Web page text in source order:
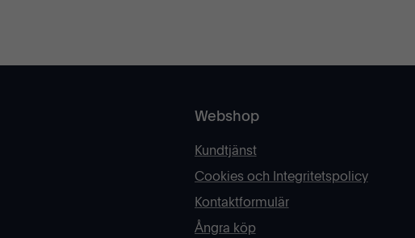
Webshop
Kundtjänst
Cookies och Integritetspolicy
Kontaktformulär
Ångra köp